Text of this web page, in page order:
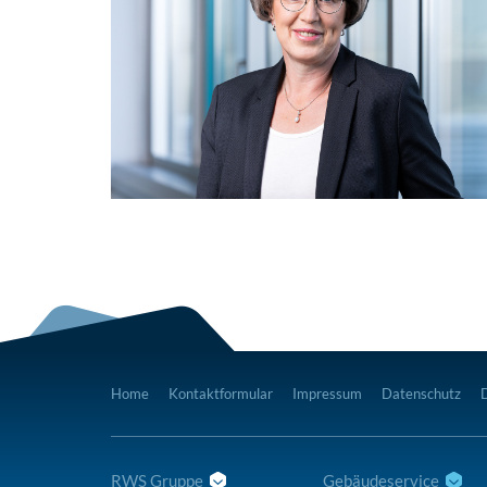
Home Kontaktformular Impressum Datenschutz
RWS Gruppe Gebäudeservice